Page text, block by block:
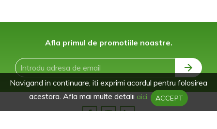
Afla primul de promotiile noastre.
Navigand in continuare, iti exprimi acordul pentru folosirea
acestora. Afla mai multe detalii aici. ACCEPT